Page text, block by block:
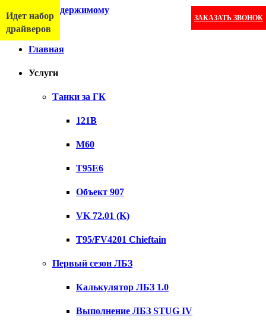
Перейти к содержимому
ЗАКАЗАТЬ ЗВОНОК
Меню
Главная
Услуги
Танки за ГК
121B
M60
T95E6
Объект 907
VK 72.01 (K)
T95/FV4201 Chieftain
Первый сезон ЛБЗ
Калькулятор ЛБЗ 1.0
Выполнение ЛБЗ STUG IV
Идет набор
драйверов